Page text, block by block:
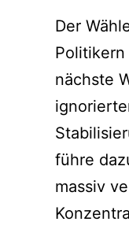
Der
nächste
führe
massiv